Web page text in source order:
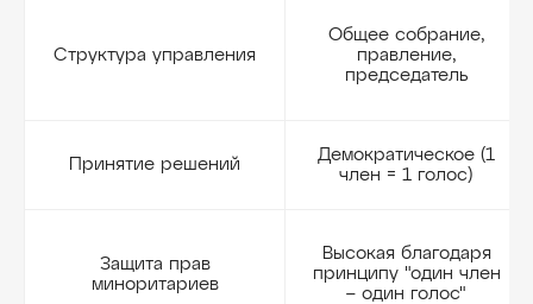
Структура управления
Общее собрание,
правление,
председатель
Принятие решений
Демократическое (1
член = 1 голос)
Защита прав
миноритариев
Высокая благодаря
принципу "один член
– один голос"